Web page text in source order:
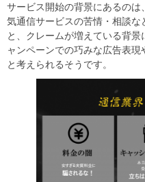
サービス開始の背景にあるの
気通信サービスの苦情・相談
と、クレームが増えている背
ャンペーンでの巧みな広告表
と考えられるそうです。